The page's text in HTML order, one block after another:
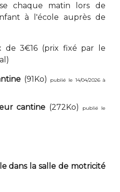
chaque matin lors de
à l'école auprès de
de 3€16 (prix fixé par le
(91Ko)
publié le 14/04/2026 à
cantine (272Ko)
publié le
dans la salle de motricité